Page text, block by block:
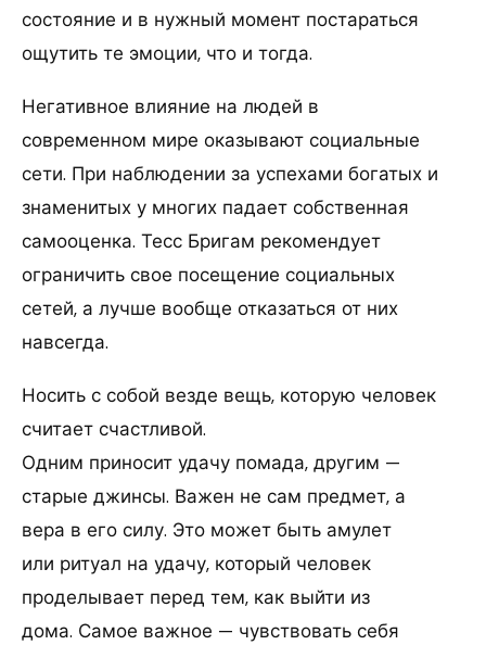
состояние и в нужный момент постараться
ощутить те эмоции, что и тогда.
Негативное влияние на людей в
современном мире оказывают социальные
сети. При наблюдении за успехами богатых и
знаменитых у многих падает собственная
самооценка. Тесс Бригам рекомендует
ограничить свое посещение социальных
сетей, а лучше вообще отказаться от них
навсегда.
Носить с собой везде вещь, которую человек
считает счастливой.
Одним приносит удачу помада, другим —
старые джинсы. Важен не сам предмет, а
вера в его силу. Это может быть амулет
или ритуал на удачу, который человек
проделывает перед тем, как выйти из
дома. Самое важное — чувствовать себя